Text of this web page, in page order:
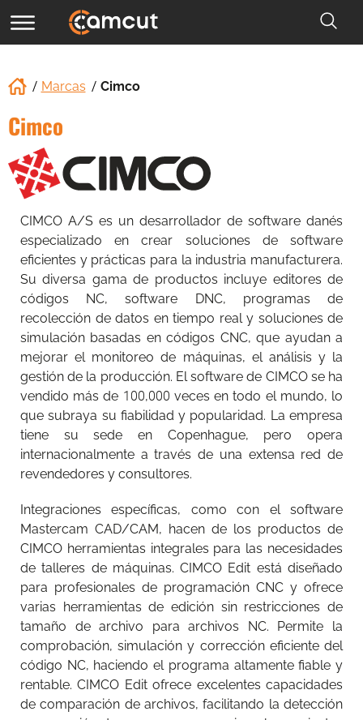
Marcas Cimco
Cimco
CIMCO A/S es un desarrollador de software danés
especializado en crear soluciones de software
eficientes y prácticas para la industria manufacturera.
Su diversa gama de productos incluye editores de
códigos NC, software DNC, programas de
recolección de datos en tiempo real y soluciones de
simulación basadas en códigos CNC, que ayudan a
mejorar el monitoreo de máquinas, el análisis y la
gestión de la producción. El software de CIMCO se ha
vendido más de 100,000 veces en todo el mundo, lo
que subraya su fiabilidad y popularidad. La empresa
tiene su sede en Copenhague, pero opera
internacionalmente a través de una extensa red de
revendedores y consultores.
Integraciones específicas, como con el software
Mastercam CAD/CAM, hacen de los productos de
CIMCO herramientas integrales para las necesidades
de talleres de máquinas. CIMCO Edit está diseñado
para profesionales de programación CNC y ofrece
varias herramientas de edición sin restricciones de
tamaño de archivo para archivos NC. Permite la
comprobación, simulación y corrección eficiente del
código NC, haciendo el programa altamente fiable y
rentable. CIMCO Edit ofrece excelentes capacidades
de comparación de archivos, facilitando la detección